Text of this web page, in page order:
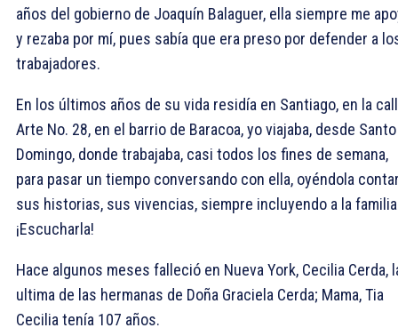
años del gobierno de Joaquín Balaguer, ella siempre me
y rezaba por mí, pues sabía que era preso por defender a
trabajadores.
En los últimos años de su vida residía en Santiago, en la
Arte No. 28, en el barrio de Baracoa, yo viajaba, desde Santo
Domingo, donde trabajaba, casi todos los fines de semana,
para pasar un tiempo conversando con ella, oyéndola
sus historias, sus vivencias, siempre incluyendo a la
¡Escucharla!
Hace algunos meses falleció en Nueva York, Cecilia Cerda,
ultima de las hermanas de Doña Graciela Cerda; Mama, Tia
Cecilia tenía 107 años.